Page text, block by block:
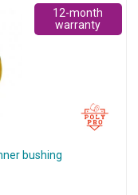
bushing
12-month
warranty